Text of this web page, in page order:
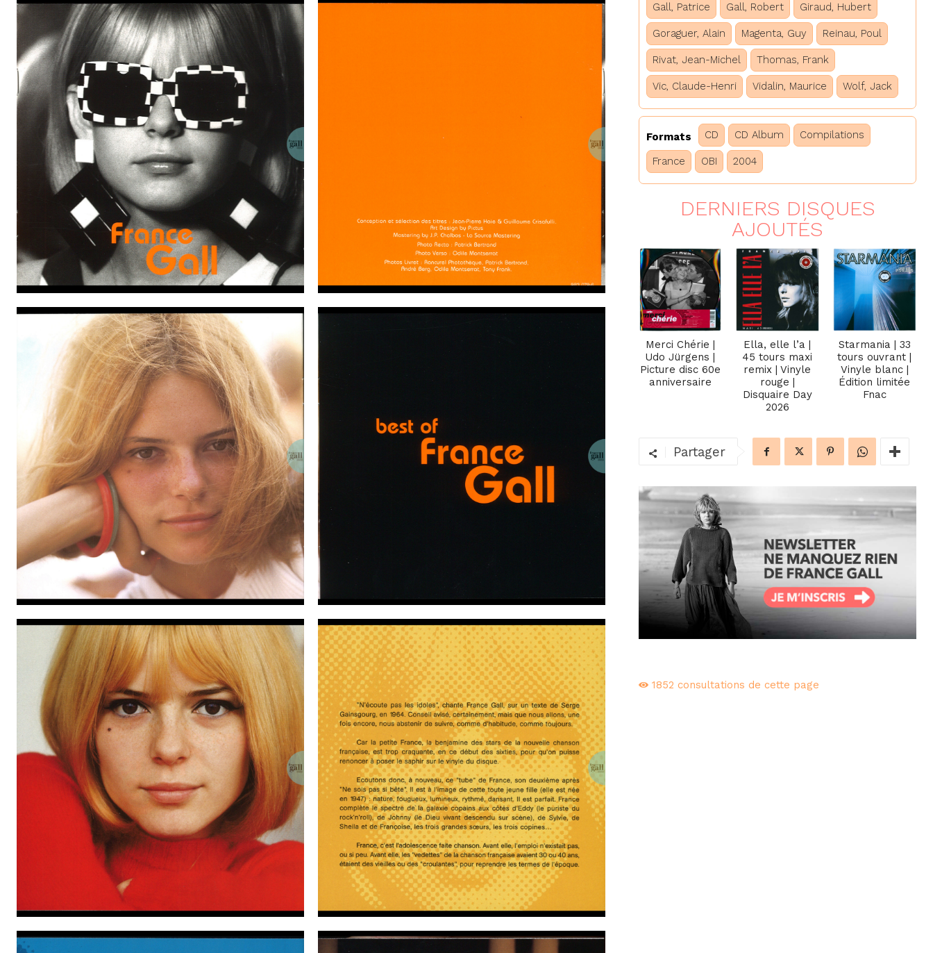
Gall, Patrice Gall, Robert Giraud, Hubert
Goraguer, Alain Magenta, Guy Reinau, Poul
Rivat, Jean-Michel Thomas, Frank
Vic, Claude-Henri Vidalin, Maurice Wolf, Jack
Formats CD CD Album Compilations
France OBI 2004
DERNIERS DISQUES
AJOUTÉS
Merci Chérie |
Udo Jürgens |
Picture disc 60e
anniversaire
Ella, elle l’a |
45 tours maxi
remix | Vinyle
rouge |
Disquaire Day
2026
Starmania | 33
tours ouvrant |
Vinyle blanc |
Édition limitée
Fnac
Partager
1852 consultations de cette page